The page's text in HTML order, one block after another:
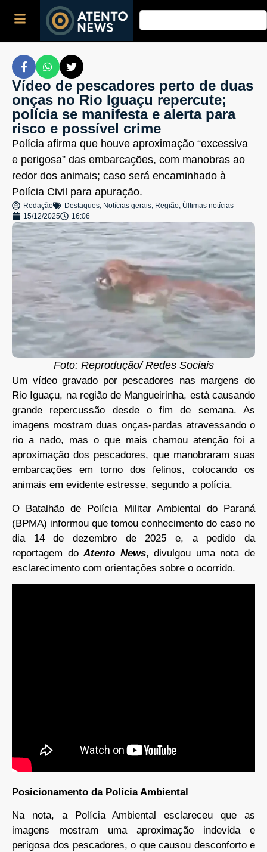
Vídeo de pescadores perto de duas
onças no Rio Iguaçu repercute;
polícia se manifesta e alerta para
risco e possível crime
Polícia afirma que houve aproximação “excessiva
e perigosa” das embarcações, com manobras ao
redor dos animais; caso será encaminhado à
Polícia Civil para apuração.
Redação Destaques, Notícias gerais, Região, Últimas notícias
15/12/2025
16:06
Foto: Reprodução/ Redes Sociais
Um vídeo gravado por pescadores nas margens do
Rio Iguaçu, na região de Mangueirinha, está causando
grande repercussão desde o fim de semana. As
imagens mostram duas onças-pardas atravessando o
rio a nado, mas o que mais chamou atenção foi a
aproximação dos pescadores, que manobraram suas
embarcações em torno dos felinos, colocando os
animais em evidente estresse, segundo a polícia.
O Batalhão de Polícia Militar Ambiental do Paraná
(BPMA) informou que tomou conhecimento do caso no
dia 14 de dezembro de 2025 e, a pedido da
reportagem doAtento News, divulgou uma nota de
esclarecimento com orientações sobre o ocorrido.
Posicionamento da Polícia Ambiental
Na nota, a Polícia Ambiental esclareceu que as
imagens mostram uma aproximação indevida e
perigosa dos pescadores, o que causou desconforto e